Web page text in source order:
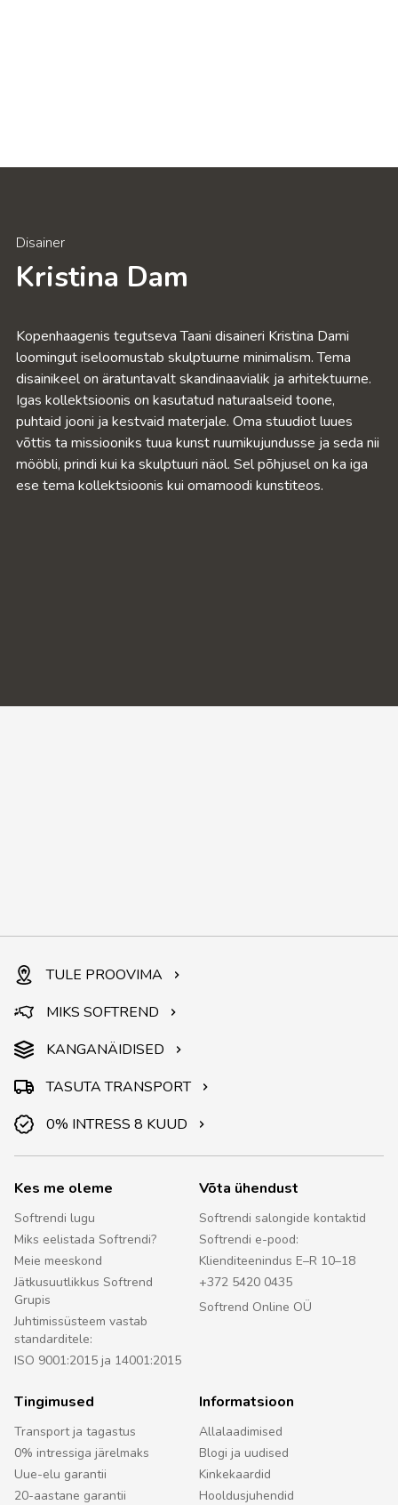
Disainer
Kristina Dam
Kopenhaagenis tegutseva Taani disaineri Kristina Dami
loomingut iseloomustab skulptuurne minimalism. Tema
disainikeel on äratuntavalt skandinaavialik ja arhitektuurne.
Igas kollektsioonis on kasutatud naturaalseid toone,
puhtaid jooni ja kestvaid materjale. Oma stuudiot luues
võttis ta missiooniks tuua kunst ruumikujundusse ja seda nii
mööbli, prindi kui ka skulptuuri näol. Sel põhjusel on ka iga
ese tema kollektsioonis kui omamoodi kunstiteos.
TULE PROOVIMA
MIKS SOFTREND
KANGANÄIDISED
TASUTA TRANSPORT
0% INTRESS 8 KUUD
Kes me oleme
Softrendi lugu
Miks eelistada Softrendi?
Meie meeskond
Jätkusuutlikkus Softrend
Grupis
Juhtimissüsteem vastab
standarditele:
ISO 9001:2015 ja 14001:2015
Võta ühendust
Softrendi salongide kontaktid
Softrendi e-pood:
Klienditeenindus E–R 10–18
+372 5420 0435
Softrend Online OÜ
Tingimused
Transport ja tagastus
0% intressiga järelmaks
Uue-elu garantii
20-aastane garantii
Informatsioon
Allalaadimised
Blogi ja uudised
Kinkekaardid
Hooldusjuhendid